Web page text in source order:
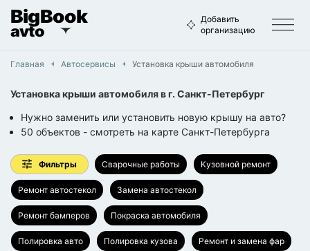
BigBook
avto
Добавить
организацию
Главная Автосервисы Установка крыши автомобиля
Установка крыши автомобиляв г. Санкт-Петербург
Нужно заменить или установить новую крышу на авто?
50 объектов - смотреть на карте Санкт-Петербурга
Фильтры Сварочные работы Кузовной ремонт
Ремонт автостекол Замена автостекол
Ремонт бамперов Покраска автомобиля
Полировка авто Полировка кузова Ремонт и замена фар